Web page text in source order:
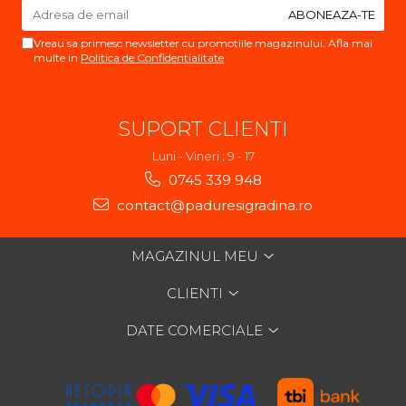
Vreau sa primesc newsletter cu promotiile magazinului. Afla mai
multe in Politica de Confidentialitate
SUPORT CLIENTI
Luni - Vineri : 9 - 17
0745 339 948
contact@paduresigradina.ro
MAGAZINUL MEU
CLIENTI
DATE COMERCIALE